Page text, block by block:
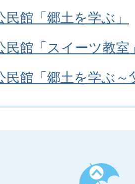
民館「郷土を学ぶ」
民館「スイーツ教室
民館「郷土を学ぶ～
ペ